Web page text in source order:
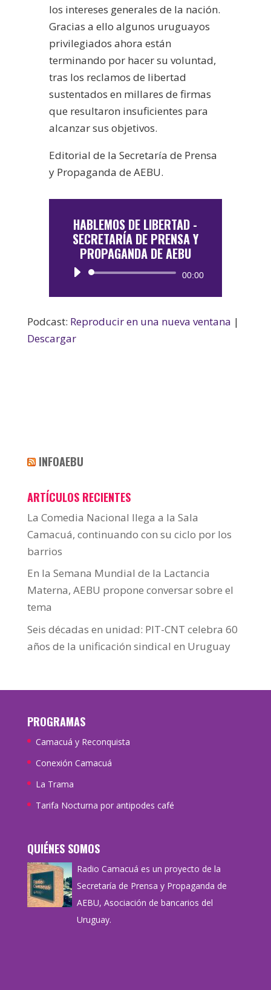
los intereses generales de la nación.
Gracias a ello algunos uruguayos
privilegiados ahora están
terminando por hacer su voluntad,
tras los reclamos de libertad
sustentados en millares de firmas
que resultaron insuficientes para
alcanzar sus objetivos.
Editorial de la Secretaría de Prensa
y Propaganda de AEBU.
HABLEMOS DE LIBERTAD -
SECRETARÍA DE PRENSA Y
PROPAGANDA DE AEBU
Reproductor
00:00
Podcast: Reproducir en una nueva ventana |
Descargar
INFOAEBU
ARTÍCULOS RECIENTES
La Comedia Nacional llega a la Sala
Camacuá, continuando con su ciclo por los
barrios
En la Semana Mundial de la Lactancia
Materna, AEBU propone conversar sobre el
tema
Seis décadas en unidad: PIT-CNT celebra 60
años de la unificación sindical en Uruguay
PROGRAMAS
Camacuá y Reconquista
Conexión Camacuá
La Trama
Tarifa Nocturna por antipodes café
QUIÉNES SOMOS
Radio Camacuá es un proyecto de la
Secretaría de Prensa y Propaganda de
AEBU, Asociación de bancarios del
Uruguay.